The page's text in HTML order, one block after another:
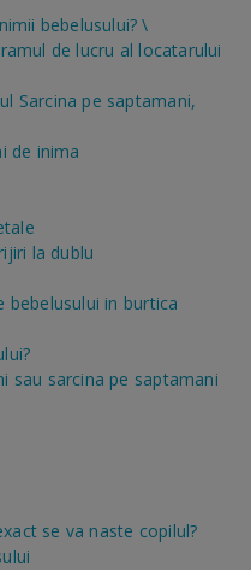
bebelusului? \
de lucru al locatarului
Sarcina pe saptamani,
de inima
la dublu
bebelusului in burtica
sau sarcina pe saptamani
se va naste copilul?